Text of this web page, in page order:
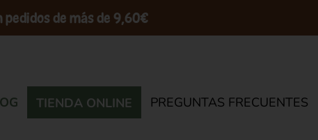
de más de 9,60€
TIENDA ONLINE PREGUNTAS FRECUENTES